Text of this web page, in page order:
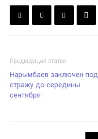
Предыдущая статья
Нарымбаев заключен под
стражу до середины
сентября